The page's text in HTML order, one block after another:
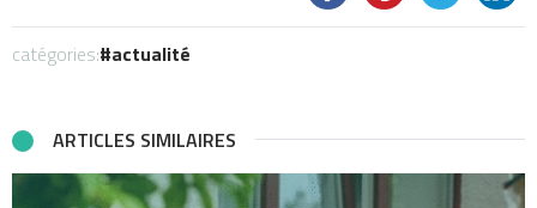
catégories: actualité
ARTICLES SIMILAIRES